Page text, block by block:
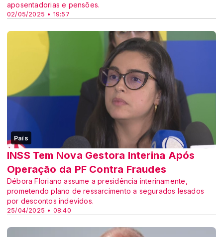
02/05/2025 • 19:57
aposentadorias e pensões.
País
25/04/2025 • 08:40
INSS Tem Nova Gestora Interina Após
Operação da PF Contra Fraudes
Débora Floriano assume a presidência interinamente,
prometendo plano de ressarcimento a segurados lesados
por descontos indevidos.